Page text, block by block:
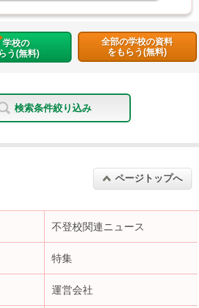
学校の
う(無料)
全部の学校の資料
をもらう(無料)
検索条件絞り込み
ページトップへ
不登校関連ニュース
特集
運営会社